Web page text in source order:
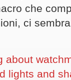
che
ci
about
lights and